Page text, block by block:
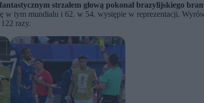
strzałem głową pokonał brazylijskiego
w tym mundialu i 62. w 54. występie w reprezentacji.
razy.